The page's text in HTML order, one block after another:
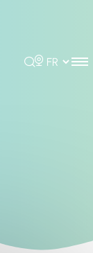
Rechercher
Choisir la